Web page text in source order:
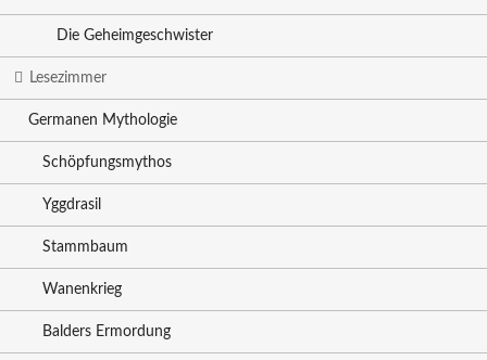
Die Geheimgeschwister
Lesezimmer
Germanen Mythologie
Schöpfungsmythos
Yggdrasil
Stammbaum
Wanenkrieg
Balders Ermordung